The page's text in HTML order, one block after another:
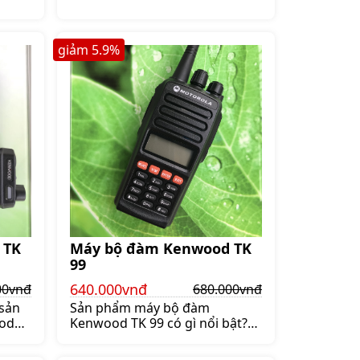
công cụ hỗ
Máy bộ đàm Kenwood TK
99
640.000vnđ
680.000vnđ
Sản phẩm máy bộ đàm
Kenwood TK 99 có gì nổi bật?
giảm 5.9%